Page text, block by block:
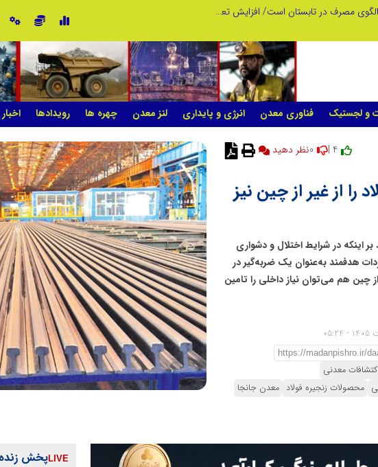
عامل افزایش قبوض برخی مشترکان، عبور از الگوی مصرف در تابستان است/ افزایش تعرفه نداشتیم پنجمین مانور سراسری «صد شب، صد بازدید» به
و لجستیک فناوری معدن انرژی و پایداری لنز معدن چهره ها رویدادها
نظر دهید
را از غیر از چین نیز
اینکه در شرایط اختلال و دشواری
هدفمند به‌عنوان یک ضربه‌گیر در
چین هم می‌توان نیاز داخلی را تامین
معدنی
محصولات زنجیره فولاد معدن جانجا
پخش زنده